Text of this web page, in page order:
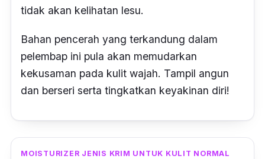
tidak akan kelihatan lesu.
Bahan pencerah yang terkandung dalam
pelembap ini pula akan memudarkan
kekusaman pada kulit wajah. Tampil angun
dan berseri serta tingkatkan keyakinan diri!
MOISTURIZER JENIS KRIM UNTUK KULIT NORMAL